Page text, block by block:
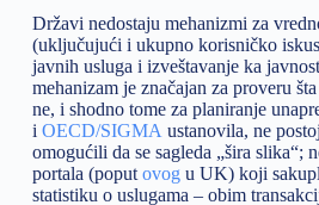
Državi nedostaju mehanizmi za
(uključujući i ukupno korisničko
javnih usluga i izveštavanje ka
mehanizam je značajan za proveru
ne, i shodno tome za planiranje
i OECD/SIGMA ustanovila, ne
omogućili da se sagleda „šira slika“;
portala (poput ovogu UK) koji
statistiku o uslugama – obim